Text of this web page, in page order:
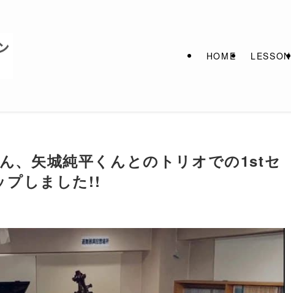
HOME LESSON
、矢城純平くんとのトリオでの1stセ
プしました!!